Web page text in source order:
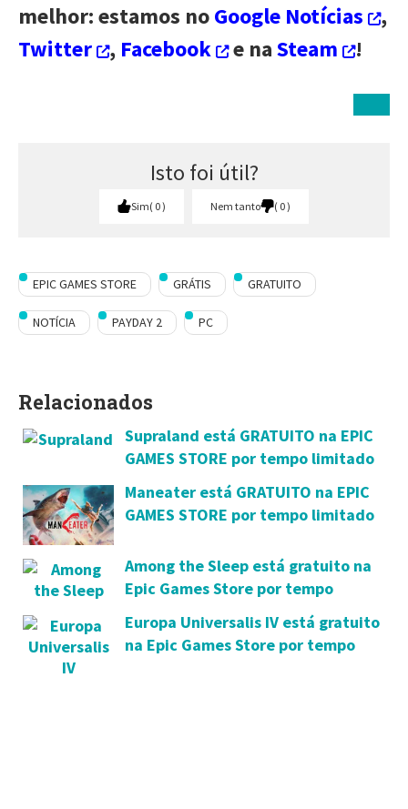
melhor: estamos noGoogle Notícias
,
Twitter
, Facebook e naSteam !
Isto foi útil?
Sim 0 Nem tanto 0
EPIC GAMES STORE GRÁTIS GRATUITO
NOTÍCIA PAYDAY 2 PC
Relacionados
Supraland está GRATUITO na EPIC
GAMES STORE por tempo limitado
Maneater está GRATUITO na EPIC
GAMES STORE por tempo limitado
Among the Sleep está gratuito na
Epic Games Store por tempo
Europa Universalis IV está gratuito
na Epic Games Store por tempo